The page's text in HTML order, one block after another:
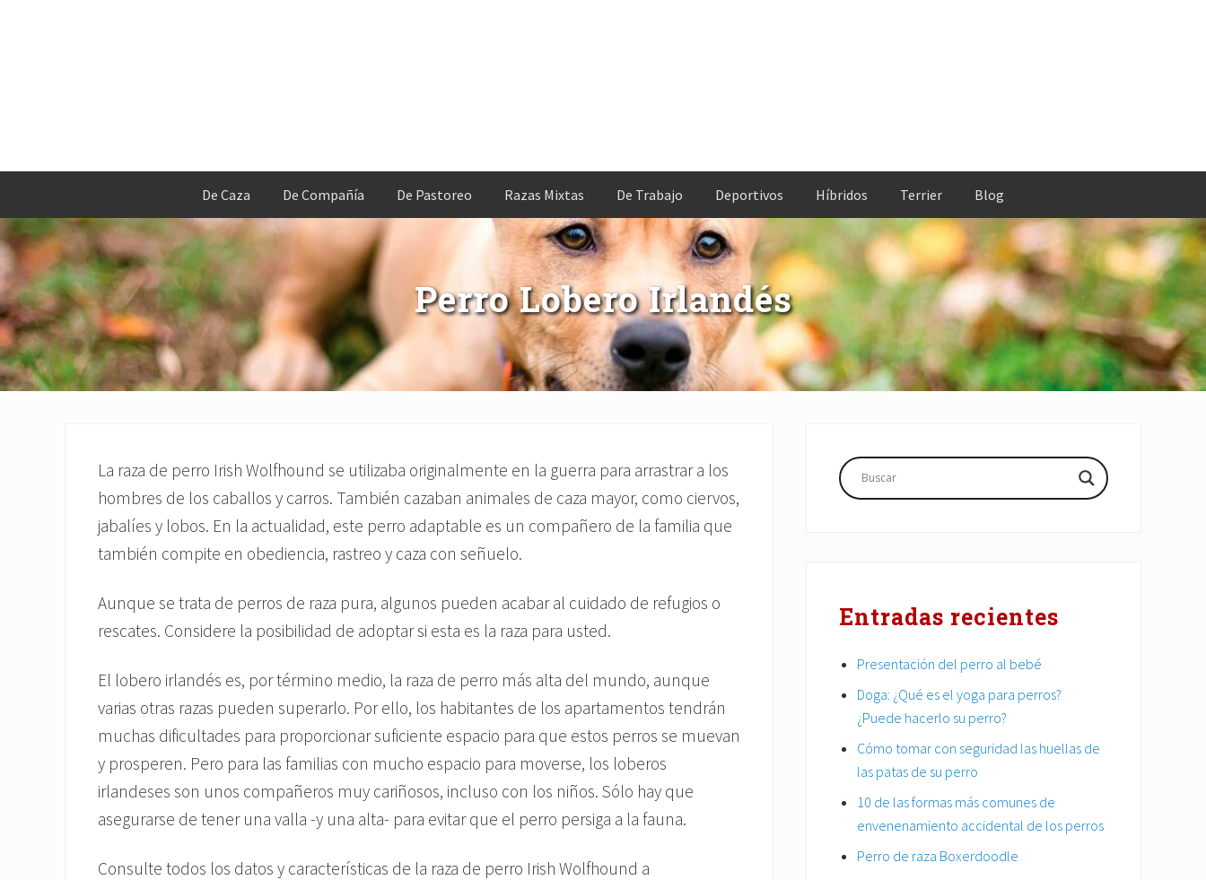
De Caza De Compañía De Pastoreo Razas Mixtas De Trabajo Deportivos Híbridos Terrier Blog
Perro Lobero Irlandés
La raza de perro Irish Wolfhound se utilizaba originalmente en la guerra para arrastrar a los
hombres de los caballos y carros. También cazaban animales de caza mayor, como ciervos,
jabalíes y lobos. En la actualidad, este perro adaptable es un compañero de la familia que
también compite en obediencia, rastreo y caza con señuelo.
Aunque se trata de perros de raza pura, algunos pueden acabar al cuidado de refugios o
rescates. Considere la posibilidad de adoptar si esta es la raza para usted.
El lobero irlandés es, por término medio, la raza de perro más alta del mundo, aunque
varias otras razas pueden superarlo. Por ello, los habitantes de los apartamentos tendrán
muchas dificultades para proporcionar suficiente espacio para que estos perros se muevan
y prosperen. Pero para las familias con mucho espacio para moverse, los loberos
irlandeses son unos compañeros muy cariñosos, incluso con los niños. Sólo hay que
asegurarse de tener una valla -y una alta- para evitar que el perro persiga a la fauna.
Consulte todos los datos y características de la raza de perro Irish Wolfhound a
lateral
principal
Entradas recientes
Presentación del perro al bebé
Doga: ¿Qué es el yoga para perros?
¿Puede hacerlo su perro?
Cómo tomar con seguridad las huellas de
las patas de su perro
10 de las formas más comunes de
envenenamiento accidental de los perros
Perro de raza Boxerdoodle